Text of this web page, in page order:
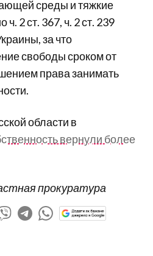
среды и тяжкие
2 ст. 367, ч. 2 ст. 239
за что
свободы сроком от
права занимать
области в
вернули более
прокуратура